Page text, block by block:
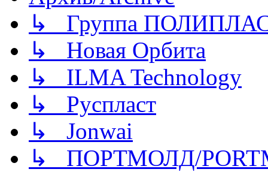
↳ Группа
↳ Новая Орбита
↳ ILMA Technology
↳ Руспласт
↳ Jonwai
↳ ПОРТМОЛД/